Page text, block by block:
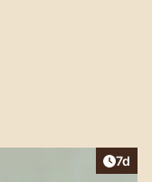
7d